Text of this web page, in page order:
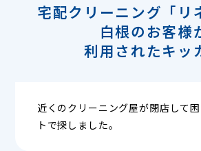
宅配クリーニング「リ
白根のお客様
利用されたキッ
近くのクリーニング屋が閉店して
トで探しました。